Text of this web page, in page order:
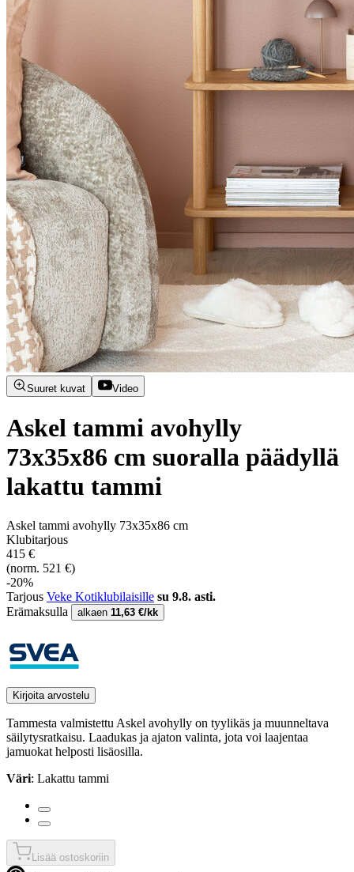
Suuret kuvat Video
Askel tammi avohylly
73x35x86 cm suoralla päädyllä
lakattu tammi
Askel tammi avohylly 73x35x86 cm
Klubitarjous
415 €
(norm. 521 €)
-20%
Tarjous Veke Kotiklubilaisille su 9.8. asti.
Erämaksulla
alkaen 11,63 €/kk
Kirjoita arvostelu
Tammesta valmistettu Askel avohylly on tyylikäs ja muunneltava
säilytysratkaisu. Laadukas ja ajaton valinta, jota voi laajentaa
jamuokat helposti lisäosilla.
Väri: Lakattu tammi
Lisää ostoskoriin